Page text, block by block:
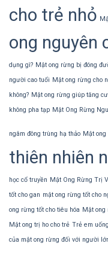
cho trẻ nhỏ
ong nguyên
dụng gì? Mật ong rừng bị đóng
người cao tuổi Mật ong rừng cho
không? Mật ong rừng giúp tăng
không pha tạp Mật Ong Rừng
ngâm đông trùng hạ thảo Mật
thiên nhiên
học cổ truyền Mật Ong Rừng Trị
tốt cho gan mật ong rừng tốt cho
ong rừng tốt cho tiêu hóa Mật
Mật ong trị ho cho trẻ Trẻ em
của mật ong rừng đối với người